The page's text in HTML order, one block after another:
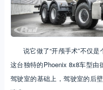
说它做了“开颅手术”不仅
这台独特的Phoenix 8x8车型
驾驶室的基础上，驾驶室的后